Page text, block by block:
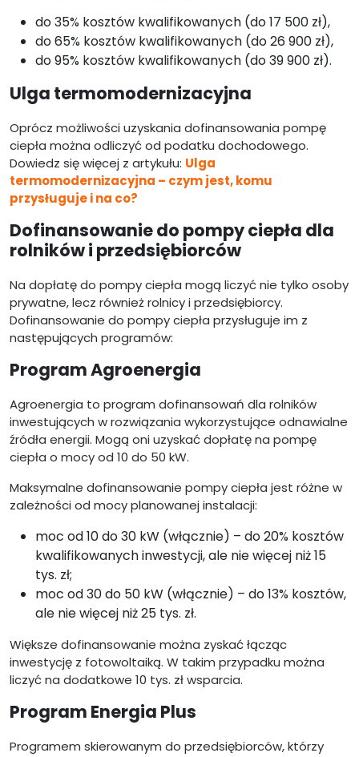
do 35% kosztów kwalifikowanych (do 17 500 zł),
do 65% kosztów kwalifikowanych (do 26 900 zł),
do 95% kosztów kwalifikowanych (do 39 900 zł).
Ulga termomodernizacyjna
Oprócz możliwości uzyskania dofinansowania pompę
ciepła można odliczyć od podatku dochodowego.
Dowiedz się więcej z artykułu: Ulga
termomodernizacyjna – czym jest, komu
przysługuje i na co?
Dofinansowanie do pompy ciepła dla
rolników i przedsiębiorców
Na dopłatę do pompy ciepła mogą liczyć nie tylko osoby
prywatne, lecz również rolnicy i przedsiębiorcy.
Dofinansowanie do pompy ciepła przysługuje im z
następujących programów:
Program Agroenergia
Agroenergia to program dofinansowań dla rolników
inwestujących w rozwiązania wykorzystujące odnawialne
źródła energii. Mogą oni uzyskać dopłatę na pompę
ciepła o mocy od 10 do 50 kW.
Maksymalne dofinansowanie pompy ciepła jest różne w
zależności od mocy planowanej instalacji:
moc od 10 do 30 kW (włącznie) – do 20% kosztów
kwalifikowanych inwestycji, ale nie więcej niż 15
tys. zł;
moc od 30 do 50 kW (włącznie) – do 13% kosztów,
ale nie więcej niż 25 tys. zł.
Większe dofinansowanie można zyskać łącząc
inwestycję z fotowoltaiką. W takim przypadku można
liczyć na dodatkowe 10 tys. zł wsparcia.
Program Energia Plus
Programem skierowanym do przedsiębiorców, którzy